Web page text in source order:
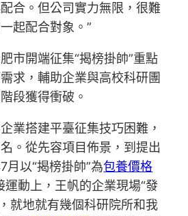
合。但公司實力無限，很難
起配合對象。”
市開端征集“揭榜掛帥”重點
求，輔助企業與高校科研團
段獲得衝破。
業搭建平臺征集技巧困難，
。從先容項目佈景，到提出
月以“揭榜掛帥”為包養價格
運動上，王帆的企業現場“發
就地就有幾個科研院所和我